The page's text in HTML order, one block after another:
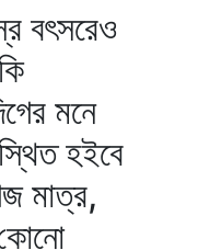
বৎসরেও
মনে
হইবে
মাত্র,